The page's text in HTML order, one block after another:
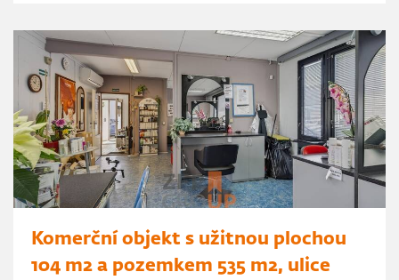
Komerční objekt s užitnou plochou
104 m2 a pozemkem 535 m2, ulice